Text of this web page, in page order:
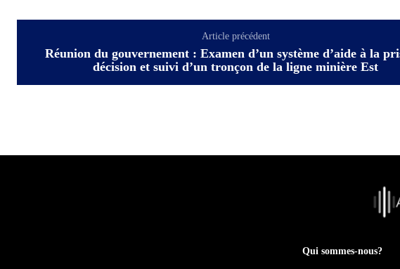
Article précédent
Réunion du gouvernement : Examen d’un système d’aide à la
décision et suivi d’un tronçon de la ligne minière Est
Qui sommes-nous?